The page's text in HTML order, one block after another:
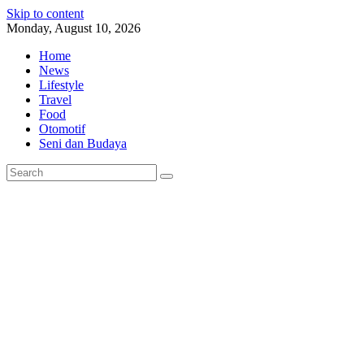
Skip to content
Monday, August 10, 2026
Home
News
Lifestyle
Travel
Food
Otomotif
Seni dan Budaya